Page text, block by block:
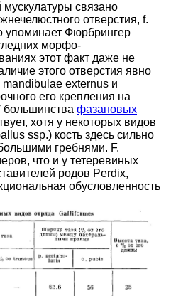
связано
отверстия, f.
упоминает Фюрбрингер
морфо-
этот факт даже не
этого отверстия явно
externus и
его крепления на
большинства фазановых
хотя у некоторых видов
ssp.) кость здесь сильно
гребнями. F.
что и у тетеревиных
родов Perdix,
обусловленность